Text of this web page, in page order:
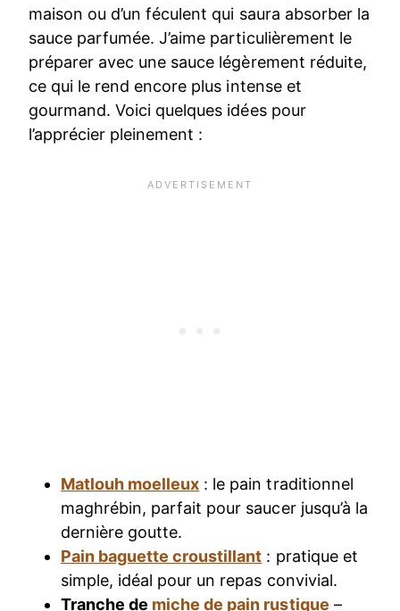
maison ou d’un féculent qui saura absorber la
sauce parfumée. J’aime particulièrement le
préparer avec une sauce légèrement réduite,
ce qui le rend encore plus intense et
gourmand. Voici quelques idées pour
l’apprécier pleinement :
Matlouh moelleux : le pain traditionnel
maghrébin, parfait pour saucer jusqu’à la
dernière goutte.
Pain baguette croustillant : pratique et
simple, idéal pour un repas convivial.
Tranche de miche de pain rustique –